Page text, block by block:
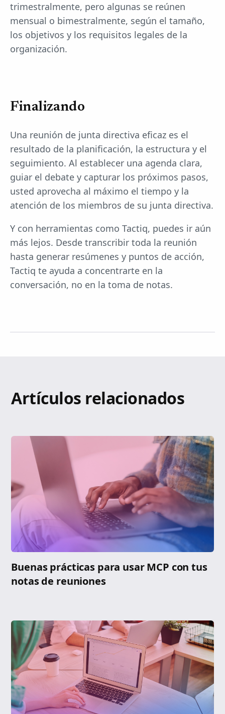
trimestralmente, pero algunas se reúnen
mensual o bimestralmente, según el tamaño,
los objetivos y los requisitos legales de la
organización.
Finalizando
Una reunión de junta directiva eficaz es el
resultado de la planificación, la estructura y el
seguimiento. Al establecer una agenda clara,
guiar el debate y capturar los próximos pasos,
usted aprovecha al máximo el tiempo y la
atención de los miembros de su junta directiva.
Y con herramientas como Tactiq, puedes ir aún
más lejos. Desde transcribir toda la reunión
hasta generar resúmenes y puntos de acción,
Tactiq te ayuda a concentrarte en la
conversación, no en la toma de notas.
Artículos relacionados
Buenas prácticas para usar MCP con tus
notas de reuniones